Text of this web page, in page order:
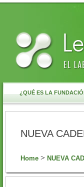
¿QUÉ ES LA
NUEVA
Home > NUEVA